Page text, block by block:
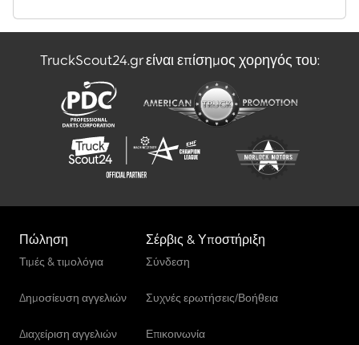
TruckScout24.gr είναι επίσημος χορηγός του:
Πώληση
Τιμές & τιμολόγια
Δημοσίευση αγγελιών
Διαχείριση αγγελιών
Σέρβις & Υποστήριξη
Σύνδεση
Συχνές ερωτήσεις/Βοήθεια
Επικοινωνία